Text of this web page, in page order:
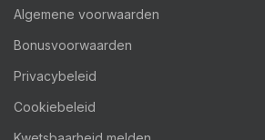
Algemene voorwaarden
Bonusvoorwaarden
Privacybeleid
Cookiebeleid